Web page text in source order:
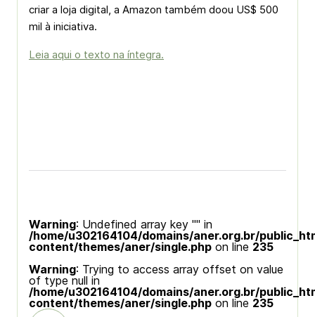
criar a loja digital, a Amazon também doou US$ 500
mil à iniciativa.
Leia aqui o texto na íntegra.
Warning: Undefined array key "" in
/home/u302164104/domains/aner.org.br/
content/themes/aner/single.php on line 235
Warning: Trying to access array offset on value
of type null in
/home/u302164104/domains/aner.org.br/
content/themes/aner/single.php on line 235